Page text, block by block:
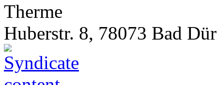
Therme
Huberstr. 8, 78073 Bad